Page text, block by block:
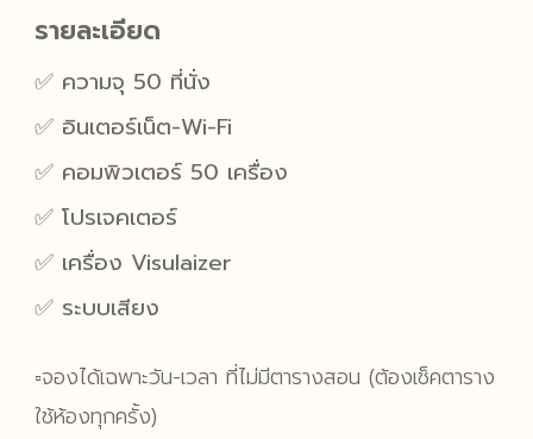
รายละเอียด
✅ ความจุ 50 ที่นั่ง
✅ อินเตอร์เน็ต-Wi-Fi
✅ คอมพิวเตอร์ 50 เครื่อง
✅ โปรเจคเตอร์
✅ เครื่อง Visulaizer
✅ ระบบเสียง
▫️จองได้เฉพาะวัน-เวลา ที่ไม่มีตารางสอน (ต้องเช็คตาราง
ใช้ห้องทุกครั้ง)